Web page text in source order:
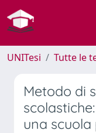
UNITesi Tutte le
Metodo di
una